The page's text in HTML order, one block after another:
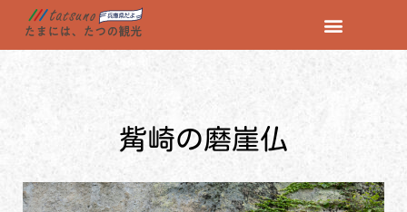
コ
ス
キ
觜崎の磨崖仏